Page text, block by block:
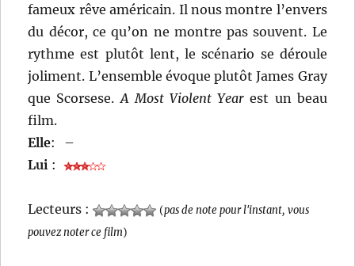
fameux rêve américain. Il nous montre l’envers
du décor, ce qu’on ne montre pas souvent. Le
rythme est plutôt lent, le scénario se déroule
joliment. L’ensemble évoque plutôt James Gray
que Scorsese. A Most Violent Year est un beau
film.
Elle:
–
Lui :
Lecteurs : (pas de note pour l'instant, vous
pouvez noter ce film)